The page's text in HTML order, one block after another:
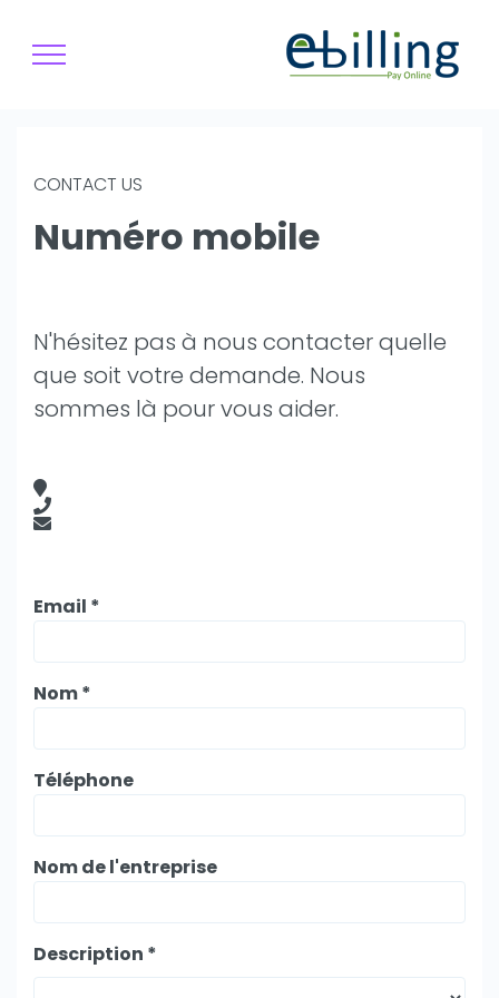
CONTACT US
Numéro mobile
N'hésitez pas à nous contacter quelle
que soit votre demande. Nous
sommes là pour vous aider.
Email *
Nom *
Téléphone
Nom de l'entreprise
Description *